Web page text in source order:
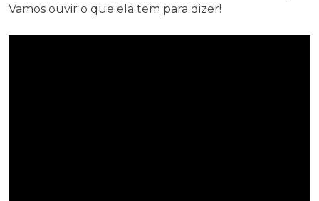
Vamos ouvir o que ela tem para dizer!